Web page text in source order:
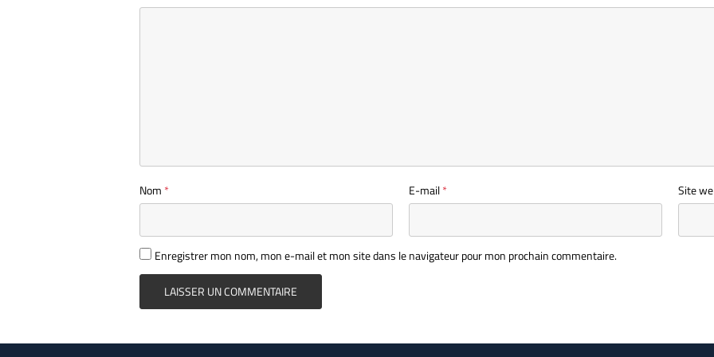
Nom * E-mail* Site
Enregistrer mon nom, mon e-mail et mon site dans le navigateur pour mon prochain commentaire.